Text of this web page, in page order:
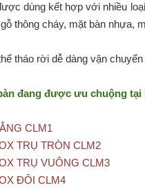
dùng kết hợp với nhiều
thông cháy, mặt bàn nhựa,
tháo rời dễ dàng vận
đang được ưu chuộng tại
CLM1
TRỤ TRÒN CLM2
TRỤ VUÔNG CLM3
ĐÔI CLM4